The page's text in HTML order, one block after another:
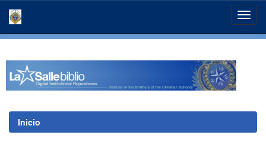
Inicio